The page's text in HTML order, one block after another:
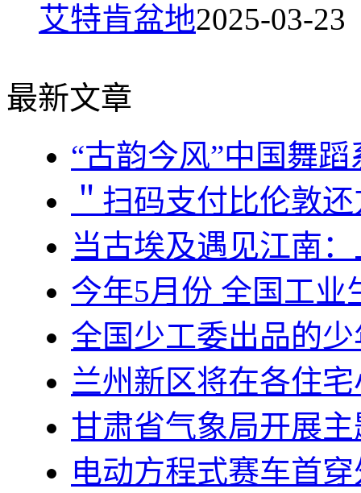
艾特肯盆地2025-03-23
最新文章
“古韵今风”中国舞
＂扫码支付比伦敦
当古埃及遇见江南
今年5月份 全国工业
全国少工委出品的
兰州新区将在各住
甘肃省气象局开展
电动方程式赛车首